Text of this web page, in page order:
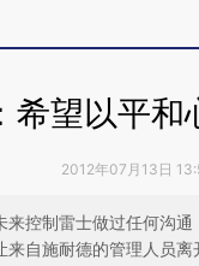
希望以平和
2012年07月13日
来控制雷士做过任何沟
来自施耐德的管理人员离